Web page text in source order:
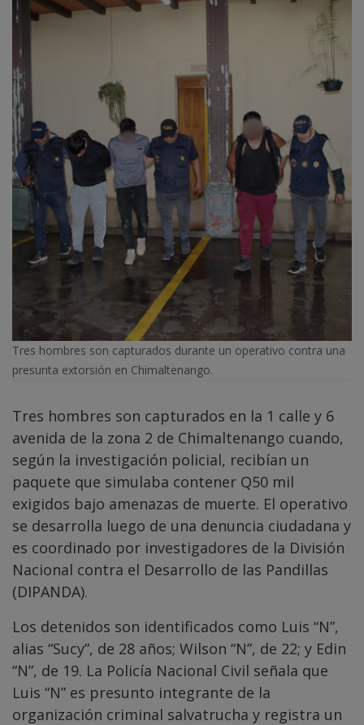
Tres hombres son capturados durante un operativo contra una
presunta extorsión en Chimaltenango.
Tres hombres son capturados en la 1 calle y 6
avenida de la zona 2 de Chimaltenango cuando,
según la investigación policial, recibían un
paquete que simulaba contener Q50 mil
exigidos bajo amenazas de muerte. El operativo
se desarrolla luego de una denuncia ciudadana y
es coordinado por investigadores de la División
Nacional contra el Desarrollo de las Pandillas
(DIPANDA).
Los detenidos son identificados como Luis “N”,
alias “Sucy”, de 28 años; Wilson “N”, de 22; y Edin
“N”, de 19. La Policía Nacional Civil señala que
Luis “N” es presunto integrante de la
organización criminal salvatrucha y registra un